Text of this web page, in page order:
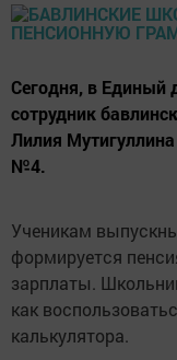
Сегодня, в Единый
сотрудник
Лилия
№4.
Ученикам
формируется
зарплаты.
как
калькулятора.